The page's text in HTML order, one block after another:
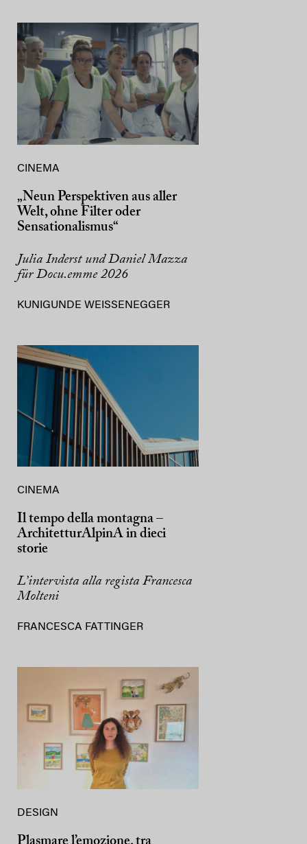
CINEMA
„Neun Perspektiven aus aller
Welt, ohne Filter oder
Sensationalismus“
Julia Inderst und Daniel Mazza
für Docu.emme 2026
KUNIGUNDE WEISSENEGGER
CINEMA
Il tempo della montagna –
ArchitetturAlpinA in dieci
storie
L’intervista alla regista Francesca
Molteni
FRANCESCA FATTINGER
DESIGN